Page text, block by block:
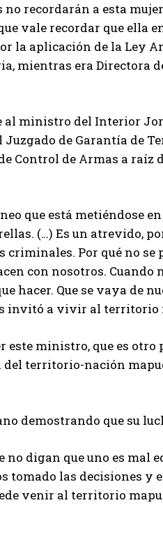
recordarán a esta
vale recordar que ella
la aplicación de la Ley
mientras era Directora
ministro del Interior
de Garantía de
Control de Armas a raíz
que está metiéndose
(…) Es un atrevido,
Por qué no se
con nosotros.
hacer. Que se vaya de
invitó a vivir al territorio
este ministro, que es
territorio-nación
demostrando que su
digan que uno es mal
tomado las decisiones y
venir al territorio